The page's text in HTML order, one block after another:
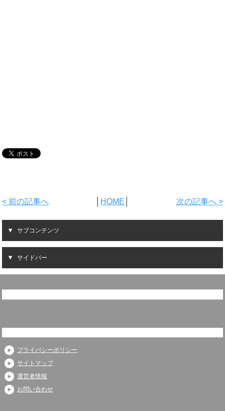
< 前の記事へ HOME 次の記事へ >
サブコンテンツ
サイドバー
プライバシーポリシー
サイトマップ
運営者情報
お問い合わせ